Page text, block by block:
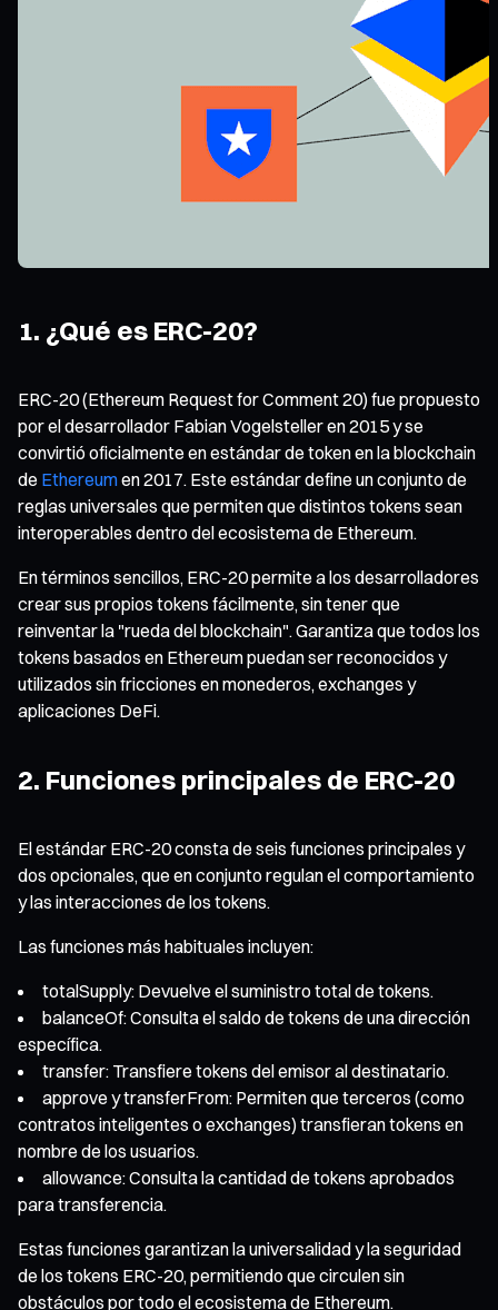
1. ¿Qué es ERC-20?
ERC-20 (Ethereum Request for Comment 20) fue propuesto
por el desarrollador Fabian Vogelsteller en 2015 y se
convirtió oficialmente en estándar de token en la blockchain
de Ethereumen 2017. Este estándar define un conjunto de
reglas universales que permiten que distintos tokens sean
interoperables dentro del ecosistema de Ethereum.
En términos sencillos, ERC-20 permite a los desarrolladores
crear sus propios tokens fácilmente, sin tener que
reinventar la "rueda del blockchain". Garantiza que todos los
tokens basados en Ethereum puedan ser reconocidos y
utilizados sin fricciones en monederos, exchanges y
aplicaciones DeFi.
2. Funciones principales de ERC-20
El estándar ERC-20 consta de seis funciones principales y
dos opcionales, que en conjunto regulan el comportamiento
y las interacciones de los tokens.
Las funciones más habituales incluyen:
totalSupply: Devuelve el suministro total de tokens.
balanceOf: Consulta el saldo de tokens de una dirección
específica.
transfer: Transfiere tokens del emisor al destinatario.
approve y transferFrom: Permiten que terceros (como
contratos inteligentes o exchanges) transfieran tokens en
nombre de los usuarios.
allowance: Consulta la cantidad de tokens aprobados
para transferencia.
Estas funciones garantizan la universalidad y la seguridad
de los tokens ERC-20, permitiendo que circulen sin
obstáculos por todo el ecosistema de Ethereum.